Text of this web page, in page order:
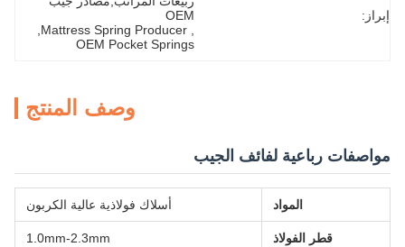
إبراز:
OEM
Mattress Spring Producer
OEM Pocket Springs
وصف المنتج
مواصفات رباعية لفائف الجيب
المواد أسلاك فولاذية عالية الكربون
قطر الفولاذ 1.0mm-2.3mm